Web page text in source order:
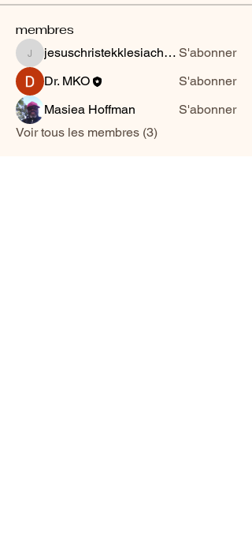
membres
jesuschristekklesiachurchrms jesuschristekklesiachurchrms S'abonner
Dr. MKO
S'abonner
Masiea Hoffman
S'abonner
Voir tous les membres (3)